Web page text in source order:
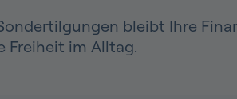
bleibt Ihre
Freiheit im Alltag.